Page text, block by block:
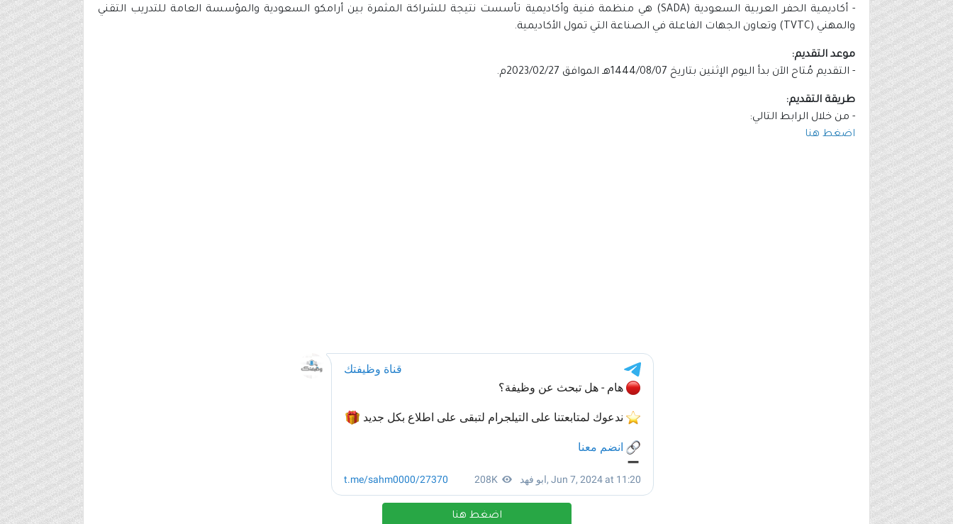
- أكاديمية الحفر العربية السعودية (SADA) هي منظمة فنية وأكاديمية تأسست نتيجة للشراكة المثمرة بين أرامكو السعودية والمؤسسة العامة للتدريب التقني
والمهني (TVTC) وتعاون الجهات الفاعلة في الصناعة التي تمول الأكاديمية.
موعد التقديم:
- التقديم مُتاح الآن بدأ اليوم الإثنين بتاريخ 1444/08/07هـ الموافق 2023/02/27م.
طريقة التقديم:
- من خلال الرابط التالي:
اضغط هنا
اضغط هنا